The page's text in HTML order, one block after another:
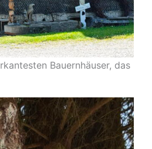
Bauernhäuser, das